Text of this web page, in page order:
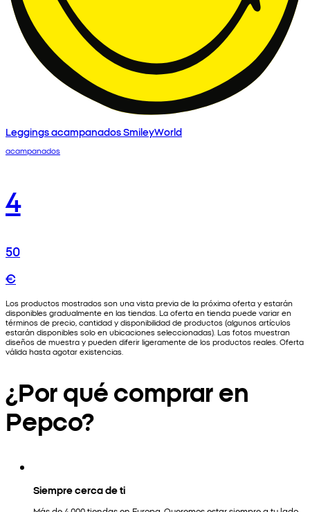
Leggings acampanados SmileyWorld
acampanados
4
50
€
Los productos mostrados son una vista previa de la próxima oferta y estarán
disponibles gradualmente en las tiendas. La oferta en tienda puede variar en
términos de precio, cantidad y disponibilidad de productos (algunos artículos
estarán disponibles solo en ubicaciones seleccionadas). Las fotos muestran
diseños de muestra y pueden diferir ligeramente de los productos reales. Oferta
válida hasta agotar existencias.
¿Por qué comprar en
Pepco?
Siempre cerca de ti